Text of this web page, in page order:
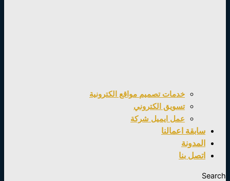
خدمات تصميم مواقع الكترونية
تسويق الكتروني
عمل ايميل شركة
سابقة اعمالنا
المدونة
اتصل بنا
Search